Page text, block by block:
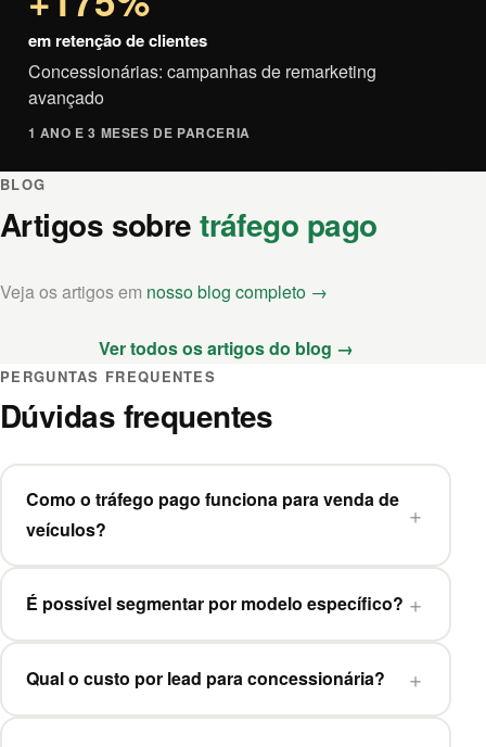
em retenção de clientes
Concessionárias: campanhas de remarketing
avançado
1 ANO E 3 MESES DE PARCERIA
BLOG
Artigos sobretráfego pago
Veja os artigos em nosso blog completo →
Ver todos os artigos do blog →
PERGUNTAS FREQUENTES
Dúvidas frequentes
Como o tráfego pago funciona para venda de
veículos?
É possível segmentar por modelo específico?
Qual o custo por lead para concessionária?